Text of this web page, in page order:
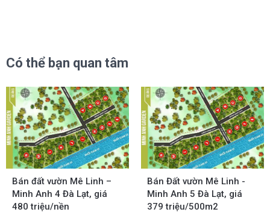
Có thể bạn quan tâm
Bán đất vườn Mê Linh –
Minh Anh 4 Đà Lạt, giá
480 triệu/nền
Bán Đất vườn Mê Linh -
Minh Anh 5 Đà Lạt, giá
379 triệu/500m2